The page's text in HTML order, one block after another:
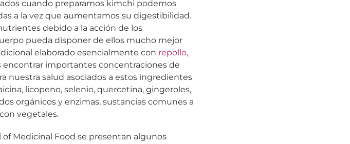
cuando preparamos kimchi podemos
a la vez que aumentamos su digestibilidad.
debido a la acción de los
pueda disponer de ellos mucho mejor
elaborado esencialmente con repollo,
encontrar importantes concentraciones de
nuestra salud asociados a estos ingredientes
licopeno, selenio, quercetina, gingeroles,
orgánicos y enzimas, sustancias comunes a
vegetales.
Medicinal Food se presentan algunos